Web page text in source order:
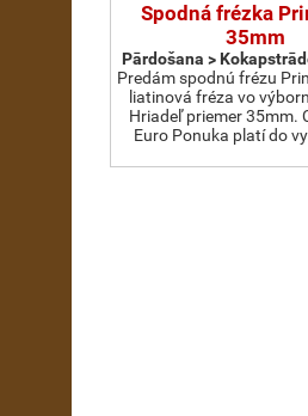
Spodná frézka
35mm
Pārdošana >
Predám spodnú frézu
liatinová fréza vo
Hriadeľ priemer 35mm.
Euro Ponuka platí do